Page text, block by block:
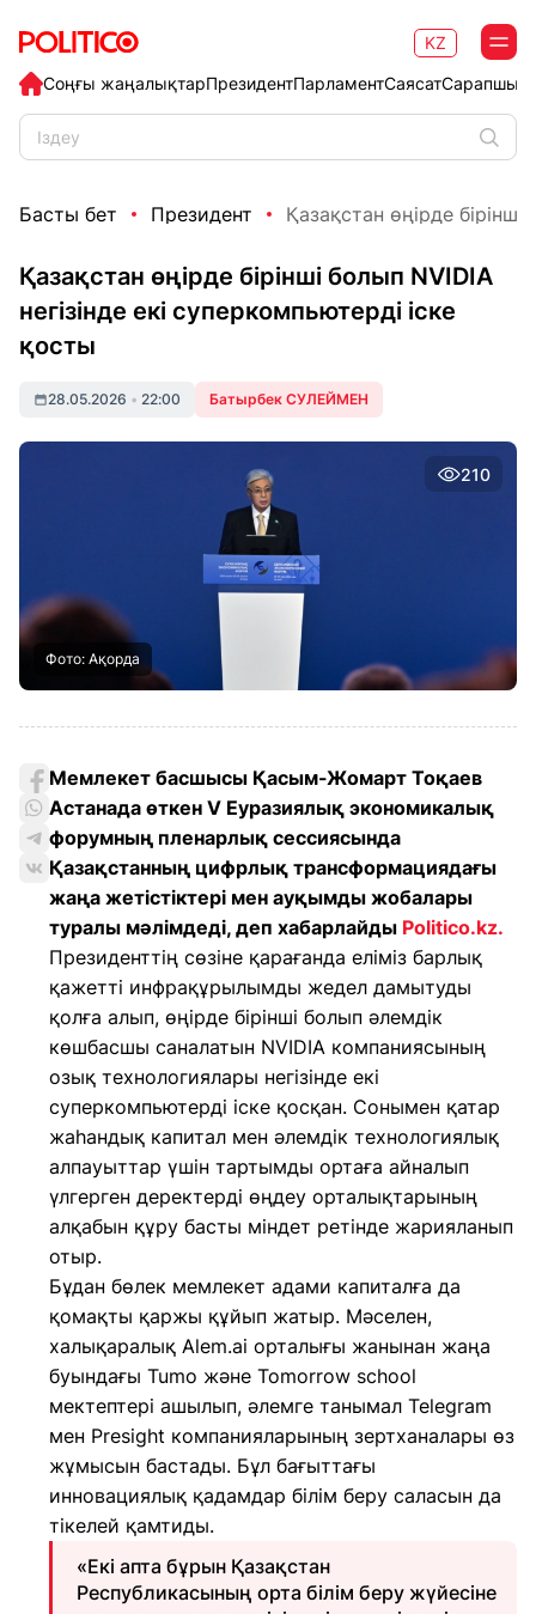
Соңғы жаңалықтарПрезидентПарламентСаясат
KZ
Басты бет Президент Қазақстан өңірде бірінші
Қазақстан өңірде бірінші болып NVIDIA
негізінде екі суперкомпьютерді іске
қосты
28.05.2026 • 22:00 Батырбек СУЛЕЙМЕН
210
Фото: Ақорда
Мемлекет басшысы Қасым-Жомарт Тоқаев
Астанада өткен V Еуразиялық экономикалық
форумның пленарлық сессиясында
Қазақстанның цифрлық трансформациядағы
жаңа жетістіктері мен ауқымды жобалары
туралы мәлімдеді, деп хабарлайды Politico.kz.
Президенттің сөзіне қарағанда еліміз барлық
қажетті инфрақұрылымды жедел дамытуды
қолға алып, өңірде бірінші болып әлемдік
көшбасшы саналатын NVIDIA компаниясының
озық технологиялары негізінде екі
суперкомпьютерді іске қосқан. Сонымен қатар
жаһандық капитал мен әлемдік технологиялық
алпауыттар үшін тартымды ортаға айналып
үлгерген деректерді өңдеу орталықтарының
алқабын құру басты міндет ретінде жарияланып
отыр.
Бұдан бөлек мемлекет адами капиталға да
қомақты қаржы құйып жатыр. Мәселен,
халықаралық Alem.ai орталығы жанынан жаңа
буындағы Tumo және Tomorrow school
мектептері ашылып, әлемге танымал Telegram
мен Presight компанияларының зертханалары өз
жұмысын бастады. Бұл бағыттағы
инновациялық қадамдар білім беру саласын да
тікелей қамтиды.
«Екі апта бұрын Қазақстан
Республикасының орта білім беру жүйесіне